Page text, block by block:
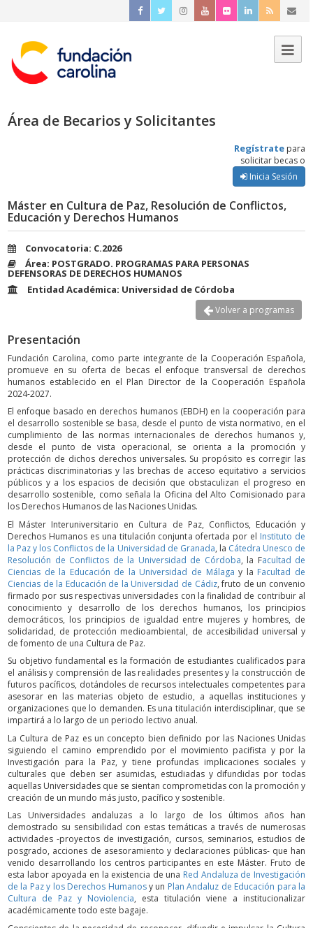
Área de Becarios y Solicitantes
Regístrate para
solicitar becas o
Inicia Sesión
Máster en Cultura de Paz, Resolución de Conflictos,
Educación y Derechos Humanos
Convocatoria: C.2026
Área: POSTGRADO. PROGRAMAS PARA PERSONAS
DEFENSORAS DE DERECHOS HUMANOS
Entidad Académica: Universidad de Córdoba
Volver a programas
Presentación
Fundación Carolina, como parte integrante de la Cooperación Española,
promueve en su oferta de becas el enfoque transversal de derechos
humanos establecido en el Plan Director de la Cooperación Española
2024-2027.
El enfoque basado en derechos humanos (EBDH) en la cooperación para
el desarrollo sostenible se basa, desde el punto de vista normativo, en el
cumplimiento de las normas internacionales de derechos humanos y,
desde el punto de vista operacional, se orienta a la promoción y
protección de dichos derechos universales. Su propósito es corregir las
prácticas discriminatorias y las brechas de acceso equitativo a servicios
públicos y a los espacios de decisión que obstaculizan el progreso en
desarrollo sostenible, como señala la Oficina del Alto Comisionado para
los Derechos Humanos de las Naciones Unidas.
El Máster Interuniversitario en Cultura de Paz, Conflictos, Educación y
Derechos Humanos es una titulación conjunta ofertada por el Instituto de
la Paz y los Conflictos de la Universidad de Granada, la Cátedra Unesco de
Resolución de Conflictos de la Universidad de Córdoba, la Facultad de
Ciencias de la Educación de la Universidad de Málaga y la Facultad de
Ciencias de la Educación de la Universidad de Cádiz, fruto de un convenio
firmado por sus respectivas universidades con la finalidad de contribuir al
conocimiento y desarrollo de los derechos humanos, los principios
democráticos, los principios de igualdad entre mujeres y hombres, de
solidaridad, de protección medioambiental, de accesibilidad universal y
de fomento de una Cultura de Paz.
Su objetivo fundamental es la formación de estudiantes cualificados para
el análisis y comprensión de las realidades presentes y la construcción de
futuros pacíficos, dotándoles de recursos intelectuales competentes para
asesorar en las materias objeto de estudio, a aquellas instituciones y
organizaciones que lo demanden. Es una titulación interdisciplinar, que se
impartirá a lo largo de un periodo lectivo anual.
La Cultura de Paz es un concepto bien definido por las Naciones Unidas
siguiendo el camino emprendido por el movimiento pacifista y por la
Investigación para la Paz, y tiene profundas implicaciones sociales y
culturales que deben ser asumidas, estudiadas y difundidas por todas
aquellas Universidades que se sientan comprometidas con la promoción y
creación de un mundo más justo, pacífico y sostenible.
Las Universidades andaluzas a lo largo de los últimos años han
demostrado su sensibilidad con estas temáticas a través de numerosas
actividades -proyectos de investigación, cursos, seminarios, estudios de
posgrado, acciones de asesoramiento y declaraciones públicas- que han
venido desarrollando los centros participantes en este Máster. Fruto de
esta labor apoyada en la existencia de una Red Andaluza de Investigación
de la Paz y los Derechos Humanosy un Plan Andaluz de Educación para la
Cultura de Paz y Noviolencia, esta titulación viene a institucionalizar
académicamente todo este bagaje.